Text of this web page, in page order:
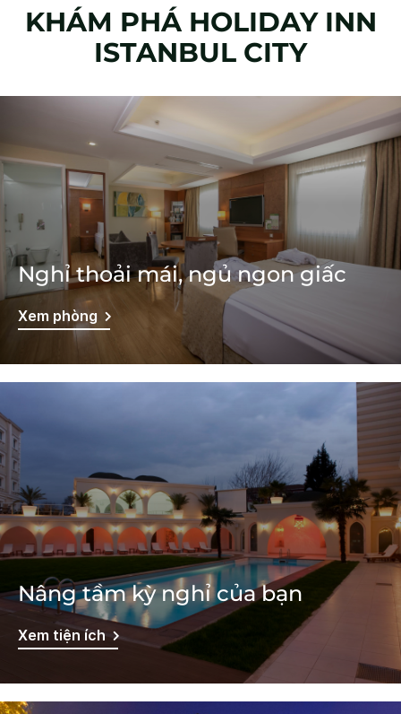
KHÁM PHÁ HOLIDAY INN
ISTANBUL CITY
Nghỉ thoải mái, ngủ ngon giấc
Xem phòng
Nâng tầm kỳ nghỉ của bạn
Xem tiện ích